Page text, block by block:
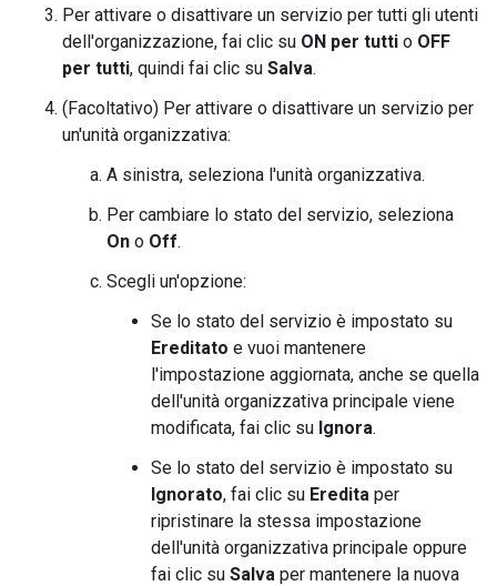
Per attivare o disattivare un servizio per tutti gli utenti
dell'organizzazione, fai clic su ON per tutti o OFF
per tutti, quindi fai clic su Salva.
(Facoltativo) Per attivare o disattivare un servizio per
un'unità organizzativa:
A sinistra, seleziona l'unità organizzativa.
Per cambiare lo stato del servizio, seleziona
On o Off.
Scegli un'opzione:
Se lo stato del servizio è impostato su
Ereditato e vuoi mantenere
l'impostazione aggiornata, anche se quella
dell'unità organizzativa principale viene
modificata, fai clic su Ignora.
Se lo stato del servizio è impostato su
Ignorato, fai clic su Eredita per
ripristinare la stessa impostazione
dell'unità organizzativa principale oppure
fai clic su Salva per mantenere la nuova